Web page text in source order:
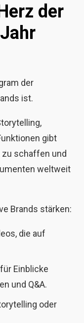
der
der
ist.
gibt
zu schaffen und
weltweit
Brands stärken:
die auf
Einblicke
und Q&A.
oder